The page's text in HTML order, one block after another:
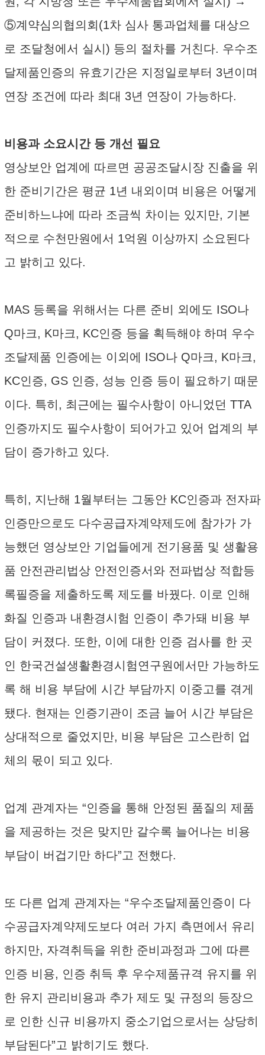
⑤계약심의협의회(1차 심사 통과업체를 대상으
로 조달청에서 실시) 등의 절차를 거친다. 우수조
달제품인증의 유효기간은 지정일로부터 3년이며
연장 조건에 따라 최대 3년 연장이 가능하다.
비용과 소요시간 등 개선 필요
영상보안 업계에 따르면 공공조달시장 진출을 위
한 준비기간은 평균 1년 내외이며 비용은 어떻게
준비하느냐에 따라 조금씩 차이는 있지만, 기본
적으로 수천만원에서 1억원 이상까지 소요된다
고 밝히고 있다.
MAS 등록을 위해서는 다른 준비 외에도 ISO나
Q마크, K마크, KC인증 등을 획득해야 하며 우수
조달제품 인증에는 이외에 ISO나 Q마크, K마크,
KC인증, GS 인증, 성능 인증 등이 필요하기 때문
이다. 특히, 최근에는 필수사항이 아니었던 TTA
인증까지도 필수사항이 되어가고 있어 업계의 부
담이 증가하고 있다.
특히, 지난해 1월부터는 그동안 KC인증과 전자파
인증만으로도 다수공급자계약제도에 참가가 가
능했던 영상보안 기업들에게 전기용품 및 생활용
품 안전관리법상 안전인증서와 전파법상 적합등
록필증을 제출하도록 제도를 바꿨다. 이로 인해
화질 인증과 내환경시험 인증이 추가돼 비용 부
담이 커졌다. 또한, 이에 대한 인증 검사를 한 곳
인 한국건설생활환경시험연구원에서만 가능하도
록 해 비용 부담에 시간 부담까지 이중고를 겪게
됐다. 현재는 인증기관이 조금 늘어 시간 부담은
상대적으로 줄었지만, 비용 부담은 고스란히 업
체의 몫이 되고 있다.
업계 관계자는 “인증을 통해 안정된 품질의 제품
을 제공하는 것은 맞지만 갈수록 늘어나는 비용
부담이 버겁기만 하다”고 전했다.
또 다른 업계 관계자는 “우수조달제품인증이 다
수공급자계약제도보다 여러 가지 측면에서 유리
하지만, 자격취득을 위한 준비과정과 그에 따른
인증 비용, 인증 취득 후 우수제품규격 유지를 위
한 유지 관리비용과 추가 제도 및 규정의 등장으
로 인한 신규 비용까지 중소기업으로서는 상당히
부담된다”고 밝히기도 했다.